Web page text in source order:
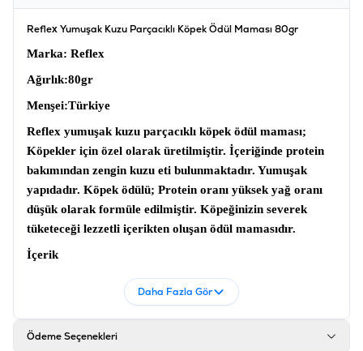
Reflex Yumuşak Kuzu Parçacıklı Köpek Ödül Maması 80gr
Marka: Reflex
Ağırlık:80gr
Menşei:Türkiye
Reflex yumuşak kuzu parçacıklı köpek ödül maması;
Köpekler için özel olarak üretilmiştir. İçeriğinde protein
bakımından zengin kuzu eti bulunmaktadır. Yumuşak
yapıdadır. Köpek ödülü; Protein oranı yüksek yağ oranı
düşük olarak formüle edilmiştir. Köpeğinizin severek
tüketeceği lezzetli içerikten oluşan ödül mamasıdır.
İçerik
Kuzu (%78), Kollajen (%4), Sorbitol (%4.4), Bitki
Gliserin (%6), Fıstık Proteini (%4), Tuz (%0.1), Patates
Nişastası (%3.4), Potasyum Sorbat (%0.1)
Katkı maddeleri
Daha Fazla Gör
Ödeme Seçenekleri